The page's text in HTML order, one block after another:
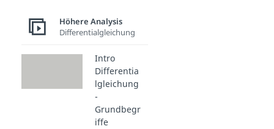
Höhere Analysis
Differentialgleichung
Intro
Differentia
lgleichung
-
Grundbegr
iffe